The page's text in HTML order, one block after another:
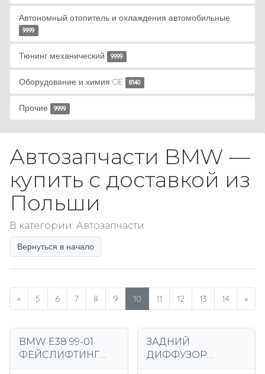
Автономный отопитель и охлаждения автомобильные
9999
Тюнинг механический 9999
Оборудование и химия OE 8140
Прочие 9999
Автозапчасти BMW —
купить с доставкой из
Польши
В категории: Автозапчасти
Вернуться в начало
« 5 6 7 8 9 10 11 12 13 14 »
BMW E38 99-01
ФЕЙСЛИФТИНГ
ЗАДНИЙ
ДИФФУЗОР